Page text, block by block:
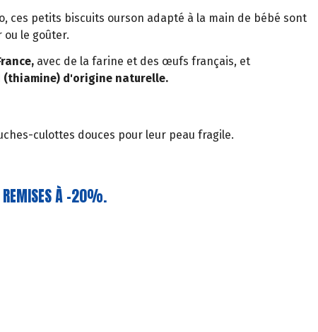
ces petits biscuits ourson adapté à la main de bébé sont
le goûter.
avec de la farine et des œufs français, et
(thiamine) d'origine naturelle.
culottes douces pour leur peau fragile.
REMISES À -20%.